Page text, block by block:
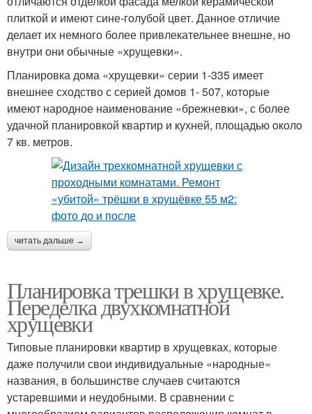
плиткой и имеют сине-голубой цвет. Данное отличие
делает их немного более привлекательнее внешне, но
внутри они обычные «хрущевки».
Планировка дома «хрущевки» серии 1-335 имеет
внешнее сходство с серией домов 1- 507, которые
имеют народное наименование «брежневки», с более
удачной планировкой квартир и кухней, площадью около
7 кв. метров.
читать дальше →
Планировка трешки в хрущевке.
Переделка двухкомнатной
хрущевки
Типовые планировки квартир в хрущевках, которые
даже получили свои индивидуальные «народные»
названия, в большинстве случаев считаются
устаревшими и неудобными. В сравнении с